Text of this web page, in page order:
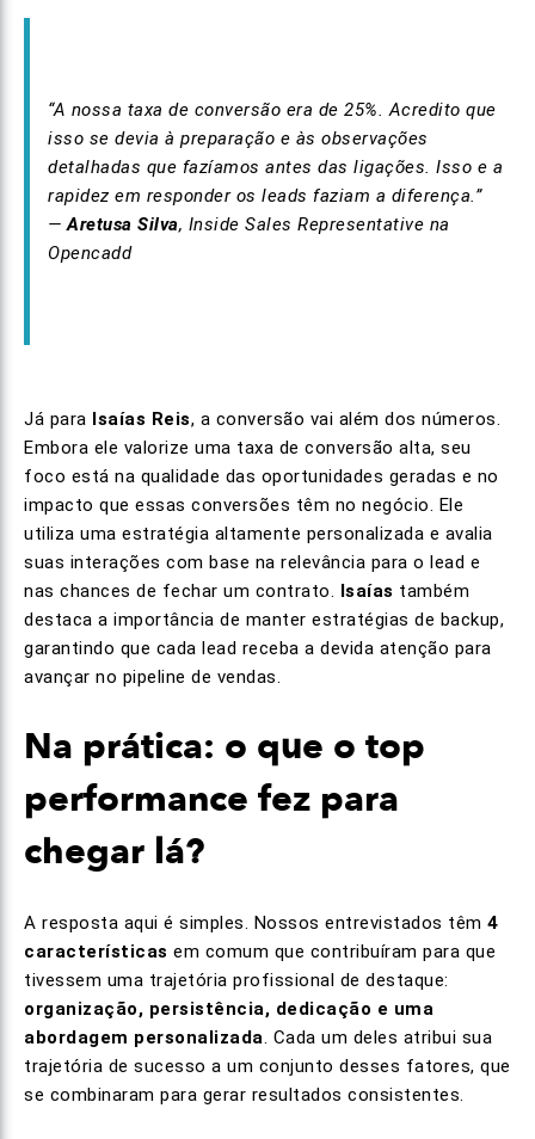
“A nossa taxa de conversão era de 25%. Acredito que
isso se devia à preparação e às observações
detalhadas que fazíamos antes das ligações. Isso e a
rapidez em responder os leads faziam a diferença.”
—Aretusa Silva, Inside Sales Representative na
Opencadd
Já para Isaías Reis, a conversão vai além dos números.
Embora ele valorize uma taxa de conversão alta, seu
foco está na qualidade das oportunidades geradas e no
impacto que essas conversões têm no negócio. Ele
utiliza uma estratégia altamente personalizada e avalia
suas interações com base na relevância para o lead e
nas chances de fechar um contrato. Isaías também
destaca a importância de manter estratégias de backup,
garantindo que cada lead receba a devida atenção para
avançar no pipeline de vendas.
Na prática: o que o top
performance fez para
chegar lá?
A resposta aqui é simples. Nossos entrevistados têm 4
características em comum que contribuíram para que
tivessem uma trajetória profissional de destaque:
organização, persistência, dedicação e uma
abordagem personalizada. Cada um deles atribui sua
trajetória de sucesso a um conjunto desses fatores, que
se combinaram para gerar resultados consistentes.